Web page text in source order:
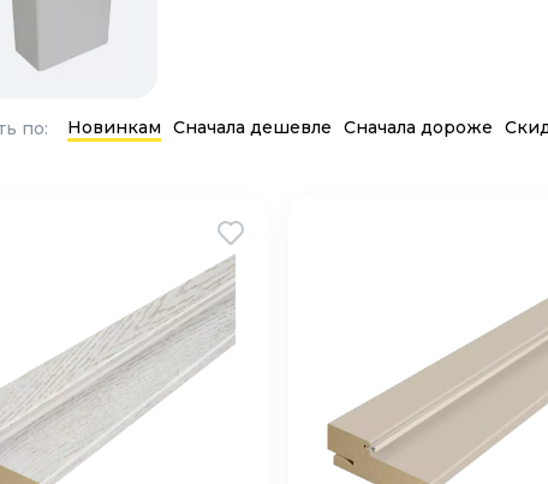
по: Новинкам Сначала дешевле Сначала дороже